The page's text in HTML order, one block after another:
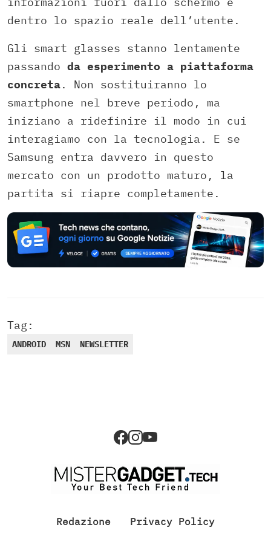
dentro lo spazio reale dell’utente.
Gli smart glasses stanno lentamente
passando da esperimento a piattaforma
concreta. Non sostituiranno lo
smartphone nel breve periodo, ma
iniziano a ridefinire il modo in cui
interagiamo con la tecnologia. E se
Samsung entra davvero in questo
mercato con un prodotto maturo, la
partita si riapre completamente.
Tag:
ANDROID MSN NEWSLETTER
Redazione Privacy Policy